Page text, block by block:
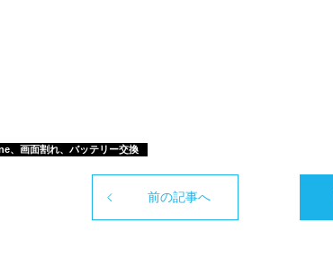
、画面割れ、バッテリー交換
前の記事へ